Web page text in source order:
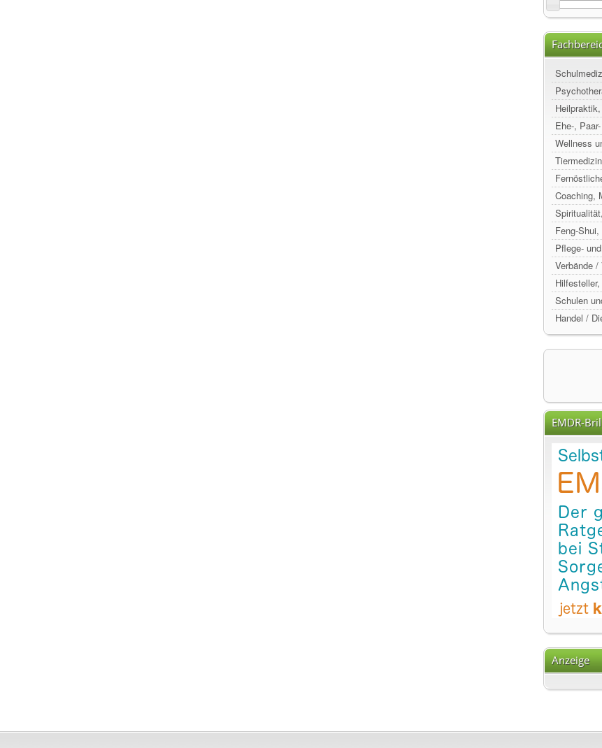
Ehe-,
Wellness
Coaching,
Feng-
Pflege-
Verbände
Schulen
Handel /
EMDR-
Anzeige